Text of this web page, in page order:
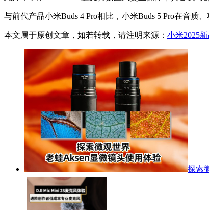
与前代产品小米Buds 4 Pro相比，小米Buds 5 Pro在音质
本文属于原创文章，如若转载，请注明来源： 小米2025
探索